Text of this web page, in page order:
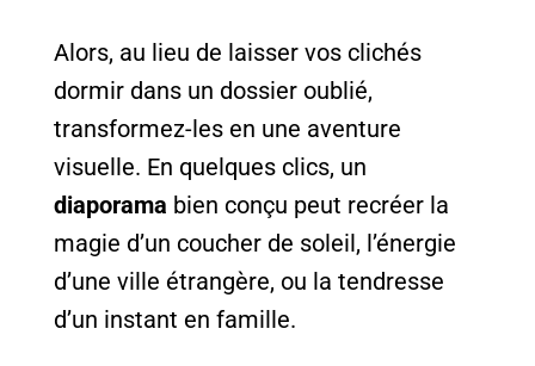
Alors, au lieu de laisser vos clichés
dormir dans un dossier oublié,
transformez-les en une aventure
visuelle. En quelques clics, un
diaporama bien conçu peut recréer la
magie d’un coucher de soleil, l’énergie
d’une ville étrangère, ou la tendresse
d’un instant en famille.